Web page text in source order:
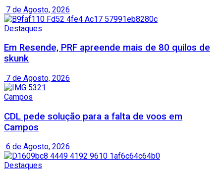
7 de Agosto, 2026
Destaques
Em Resende, PRF apreende mais de 80 quilos de
skunk
7 de Agosto, 2026
Campos
CDL pede solução para a falta de voos em
Campos
6 de Agosto, 2026
Destaques